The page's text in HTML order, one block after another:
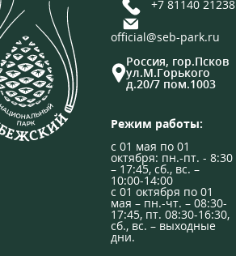
+7 81140 21238
official@seb-park.ru
Россия, гор.Псков
ул.М.Горького
д.20/7 пом.1003
Режим работы:
с 01 мая по 01
октября: пн.-пт. - 8:30
– 17:45, сб., вс. –
10:00-14:00
с 01 октября по 01
мая – пн.-чт. – 08:30-
17:45, пт. 08:30-16:30,
сб., вс. – выходные
дни.